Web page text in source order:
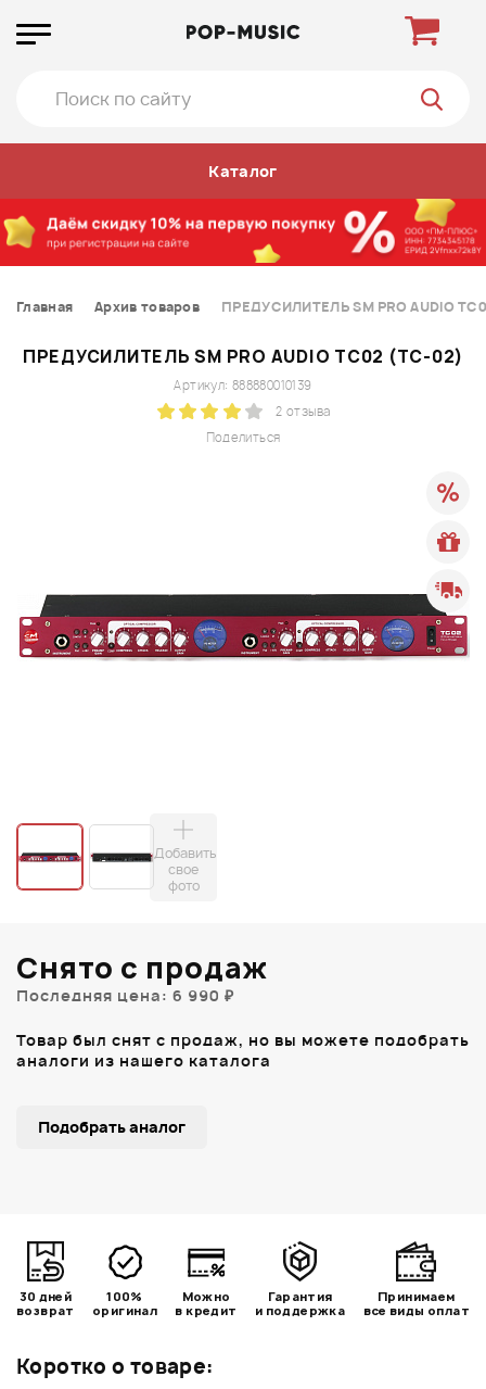
Каталог
Главная Архив товаров ПРЕДУСИЛИТЕЛЬ SM PRO AUDIO
ПРЕДУСИЛИТЕЛЬ SM PRO AUDIO TC02 (TC-02)
Поделиться
Артикул: 888880010139
2 отзыва
Добавить
свое
фото
Коротко о товаре:
Снято с продаж
Последняя цена: 6 990 ₽
Товар был снят с продаж, но вы можете подобрать
аналоги из нашего каталога
Подобрать аналог
30 дней
возврат
100%
оригинал
Можно
в кредит
Гарантия
и поддержка
Принимаем
все виды оплат